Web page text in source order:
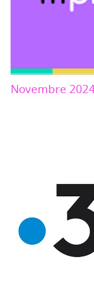
Novembre